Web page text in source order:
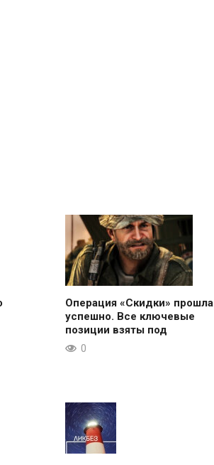
Операция «Скидки» прошла
успешно. Все ключевые
позиции взяты под
0